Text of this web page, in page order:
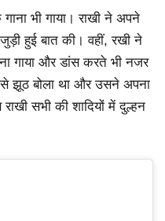
भी गाया। राखी ने अपने
हुई बात की। वहीं, रखी ने
गाया और डांस करते भी नजर
झूठ बोला था और उसने अपना
सभी की शादियों में दुल्हन